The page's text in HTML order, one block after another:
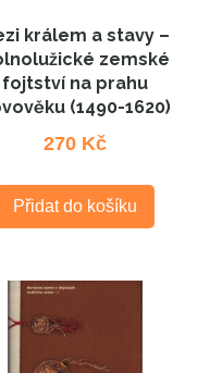
králem a stavy –
zemské
fojtství na prahu
(1490-1620)
270 Kč
Přidat do košíku